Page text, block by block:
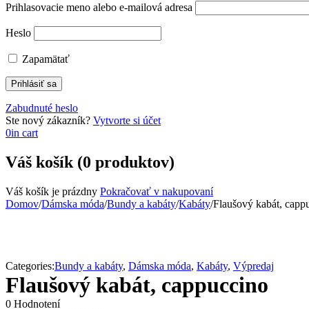
Prihlasovacie meno alebo e-mailová adresa
Heslo
Zapamätať
Zabudnuté heslo
Ste nový zákazník? Vytvorte si účet
0in cart
Váš košík (0 produktov)
Váš košík je prázdny Pokračovať v nakupovaní
Domov/Dámska móda/Bundy a kabáty/Kabáty/Flaušový kabát,
Categories:Bundy a kabáty, Dámska móda, Kabáty, Výpredaj
Flaušový kabát, cappuccino
0 Hodnotení